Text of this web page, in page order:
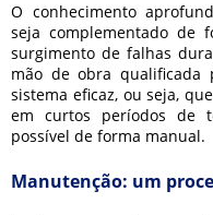
O conhecimento
seja complementado de
surgimento de falhas
mão de obra qualificada
sistema eficaz, ou seja,
em curtos períodos de
possível de forma manual.
Manutenção: um